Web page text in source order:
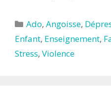
Catégories
Ado,Angoisse,
Enfant, Enseignement,
Stress, Violence